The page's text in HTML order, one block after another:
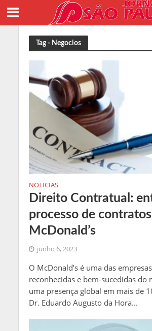
Tag - Negocios
NOTICIAS
Direito Contratual:
processo de
McDonald’s
junho 6, 2023
O McDonald’s é uma das
reconhecidas e bem-sucedidas do
uma presença global em mais de
Dr. Eduardo Augusto da Hora...